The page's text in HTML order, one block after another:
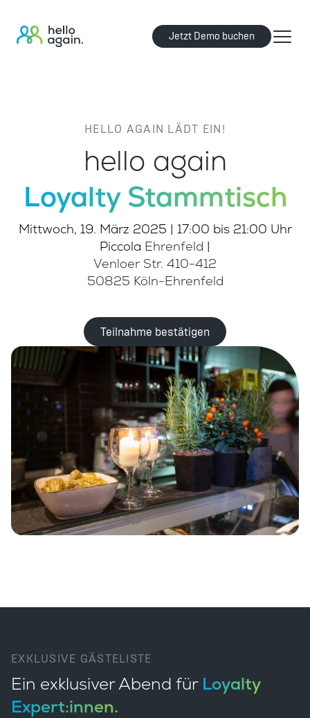
Jetzt Demo buchen
HELLO AGAIN LÄDT EIN!
hello again
Loyalty Stammtisch
Mittwoch, 19. März 2025 | 17:00 bis 21:00 Uhr
Piccola Ehrenfeld |
Venloer Str. 410-412
50825 Köln-Ehrenfeld
Teilnahme bestätigen
EXKLUSIVE GÄSTELISTE
Ein exklusiver Abend für Loyalty
Expert:innen.